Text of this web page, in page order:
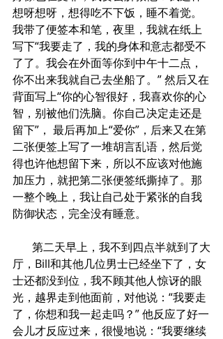
想呀想呀，想得吃不下饭，睡不着觉。
我带了便签本和笔，夜里，我就在纸上
写下“我要走了，我的身体和意志都受不
了了。我会在外面等你到中午十二点，
你不出来我就自己去坐船了。” 然后又在
背面写上“你的心智很好，我喜欢你的心
智，别被他们洗脑。你自己决定走还是
留下”， 最后再加上“爱你”，后来又在第
二张便签上写了一堆胡言乱语，然后觉
得也许他想留下来，所以不应该对他施
加压力，就把第二张便签纸撕掉了。那
一整个晚上，我让自己处于紧张的自我
防御状态，完全没有睡意。
第二天早上，我不到四点半就到了大
厅，Bill和其他几位男士已经坐下了，女
士还都没到位，我不顾其他人惊讶的眼
光，越界走到他面前，对他说：“我要走
了，你想和我一起走吗？” 他反应了好一
会儿才反应过来，很慢地说：“我要继续